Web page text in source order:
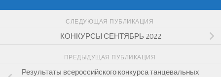
СЛЕДУЮЩАЯ ПУБЛИКАЦИЯ
КОНКУРСЫ СЕНТЯБРЬ 2022
ПРЕДЫДУЩАЯ ПУБЛИКАЦИЯ
Результаты всероссийского конкурса танцевальных